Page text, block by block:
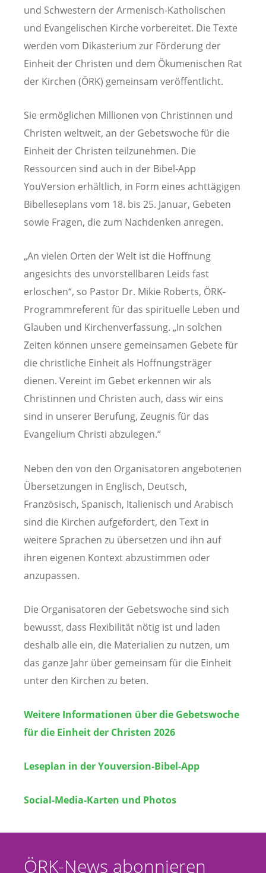
und Schwestern der Armenisch-Katholischen
und Evangelischen Kirche vorbereitet. Die Texte
werden vom Dikasterium zur Förderung der
Einheit der Christen und dem Ökumenischen Rat
der Kirchen (ÖRK) gemeinsam veröffentlicht.
Sie ermöglichen Millionen von Christinnen und
Christen weltweit, an der Gebetswoche für die
Einheit der Christen teilzunehmen. Die
Ressourcen sind auch in der Bibel-App
YouVersion erhältlich, in Form eines achttägigen
Bibelleseplans vom 18. bis 25. Januar, Gebeten
sowie Fragen, die zum Nachdenken anregen.
„An vielen Orten der Welt ist die Hoffnung
angesichts des unvorstellbaren Leids fast
erloschen“, so Pastor Dr. Mikie Roberts, ÖRK-
Programmreferent für das spirituelle Leben und
Glauben und Kirchenverfassung. „In solchen
Zeiten können unsere gemeinsamen Gebete für
die christliche Einheit als Hoffnungsträger
dienen. Vereint im Gebet erkennen wir als
Christinnen und Christen auch, dass wir eins
sind in unserer Berufung, Zeugnis für das
Evangelium Christi abzulegen.“
Neben den von den Organisatoren angebotenen
Übersetzungen in Englisch, Deutsch,
Französisch, Spanisch, Italienisch und Arabisch
sind die Kirchen aufgefordert, den Text in
weitere Sprachen zu übersetzen und ihn auf
ihren eigenen Kontext abzustimmen oder
anzupassen.
Die Organisatoren der Gebetswoche sind sich
bewusst, dass Flexibilität nötig ist und laden
deshalb alle ein, die Materialien zu nutzen, um
das ganze Jahr über gemeinsam für die Einheit
unter den Kirchen zu beten.
Weitere Informationen über die Gebetswoche
für die Einheit der Christen 2026
Leseplan in der Youversion-Bibel-App
Social-Media-Karten und Photos
ÖRK-News abonnieren